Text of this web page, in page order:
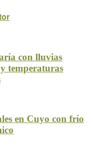
con lluvias
temperaturas
en Cuyo con frío